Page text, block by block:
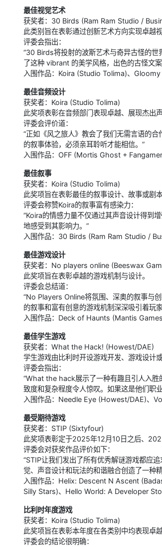
最佳视觉艺术
获奖者：30 Birds (Ram Ram Studio /
此类别旨在表彰通过创新艺术方向实现卓越
评委会指出：
“30 Birds将投射的波斯艺术与奇异古怪的
了这种 vibrant 的美学风格，出色的古怪文
入围作品：Koira (Studio Tolima)、
最佳音频设计
获奖者：Koira (Studio Tolima)
此奖项表彰在音频部门表现卓越、展现杰出
评委会评价道：
“正如《风之旅人》教会了我们无需言语的
的叙事体验，必须亲耳聆听才能相信。”
入围作品：OFF (Mortis Ghost +
最佳叙事
获奖者：Koira (Studio Tolima)
此奖项旨在表彰最佳的叙事设计、故事或剧本
评委会称赞Koira的叙事富有感染力：
“Koira的情感力量不仅通过其声音设计得到
地感受到其影响力。”
入围作品：30 Birds (Ram Ram Studio /
最佳游戏设计
获奖者：No players online (Beeswax
此奖项旨在表彰卓越的游戏机制与设计。
评委会总结道：
“No Players Online将氛围、深奥的叙事与
的叙事和富有创意的游戏机制深深吸引着玩
入围作品：Deck of Haunts (Mantis
最佳学生游戏
获奖者：What the Hack! (Howest/DAE)
学生游戏由比利时开设游戏开发、游戏设计
评委会指出：
“What the hack展示了一种有趣且引人入胜
致度和复杂程度令人惊叹。如果这是他们职
入围作品：Needle Eye (Howest/DAE)、
最受期待游戏
获奖者：STIP (Sixtyfour)
此奖项表彰定于2025年12月10日之后、
评委会对获奖作品评价如下：
“STIP让我们发出了所有优秀解谜游戏都应
觉、声音设计和玩法的和谐融合创造了一种
入围作品：Helix: Descent N Ascent
Silly Stars)、Hello World: A Developer
比利时年度游戏
获奖者：Koira (Studio Tolima)
此奖项旨在表彰本年度在各类别中均表现卓
评委会的结论很明确：